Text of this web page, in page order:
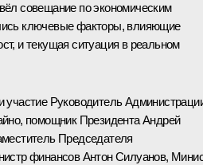
совещание по экономическим
ключевые факторы, влияющие
и текущая ситуация в реальном
участие Руководитель
, помощник ПрезидентаАндрей
Председателя
финансовАнтон Силуанов,